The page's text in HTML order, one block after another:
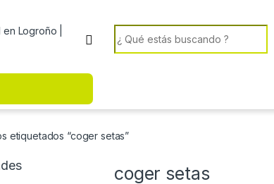
Search for:
etiquetados “coger setas”
coger setas